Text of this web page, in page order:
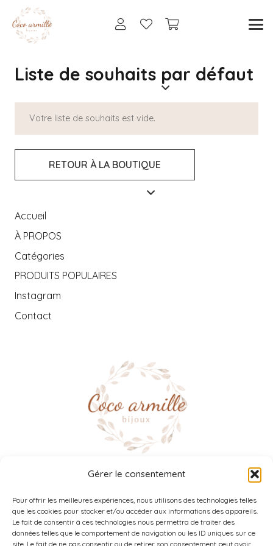
Gérer le consentement
Pour offrir les meilleures expériences, nous utilisons des technologies telles
que les cookies pour stocker et/ou accéder aux informations des appareils.
Le fait de consentir à ces technologies nous permettra de traiter des
données telles que le comportement de navigation ou les ID uniques sur ce
site. Le fait de ne pas consentir ou de retirer son consentement peut avoir
Liste de souhaits par défaut
Votre liste de souhaits est vide.
RETOUR À LA BOUTIQUE
Accueil
À PROPOS
Catégories
PRODUITS POPULAIRES
Instagram
Contact
8 Ter rue Charles de Gaulle,